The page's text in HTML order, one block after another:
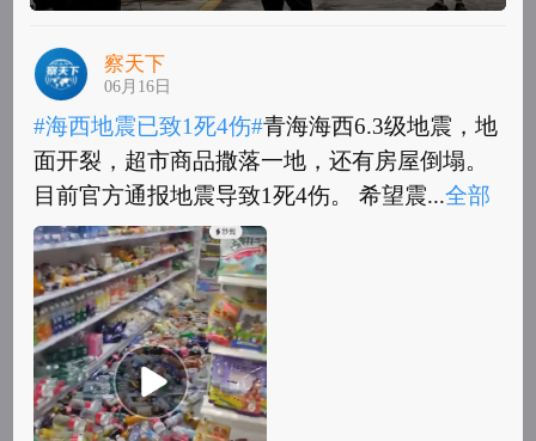
察天下
06月16日
#海西地震已致1死4伤#青海海西6.3级地震，地
面开裂，超市商品撒落一地，还有房屋倒塌。
目前官方通报地震导致1死4伤。 希望震...全部
#海西地震已致1死4伤#青海海西6.3级地震，地
面开裂，超市商品撒落一地，还有房屋倒塌。
目前官方通报地震导致1死4伤。 希望震区...
部